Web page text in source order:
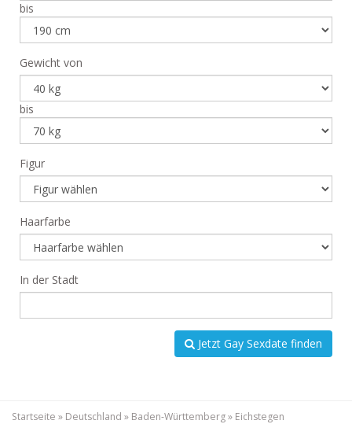
bis
Gewicht von
bis
Figur
Haarfarbe
In der Stadt
Jetzt Gay Sexdate finden
Startseite » Deutschland » Baden-Württemberg» Eichstegen